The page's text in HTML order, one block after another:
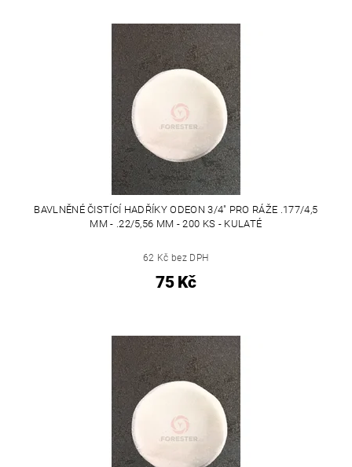
BAVLNĚNÉ ČISTÍCÍ HADŘÍKY ODEON 3/4" PRO RÁŽE .177/4,5
MM - .22/5,56 MM - 200 KS - KULATÉ
62 Kč bez DPH
75 Kč